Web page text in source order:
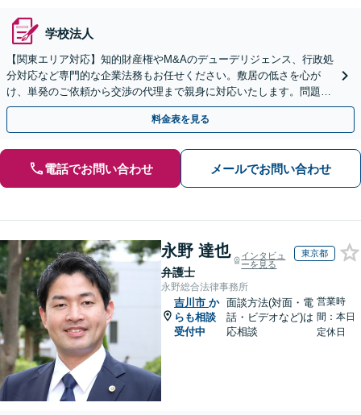
学校法人
【関東エリア対応】知的財産権やM&Aのデューデリジェンス、行政処
分対応など専門的な企業法務もお任せください。敷居の低さを心が
け、単発のご依頼から交渉の代理まで親身に対応いたします。問題が
複雑化する前に気軽にご相談を【営業時間内初回相談無料】
料金表を見る
電話でお問い合わせ メールでお問い合わせ
永野 達也
弁護士
インタビュ
ーを見る
東京都
永野総合法律事務所
吉川市 か
らも相談
受付中
面談方法(対面・電
話・ビデオなど)は
応相談
営業時
間：本日
定休日